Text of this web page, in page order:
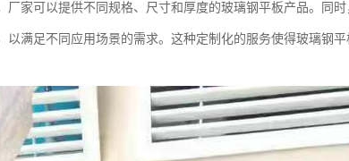
家可以提供不同规格、尺寸和厚度的玻璃钢平板产品。同时
满足不同应用场景的需求。这种定制化的服务使得玻璃钢